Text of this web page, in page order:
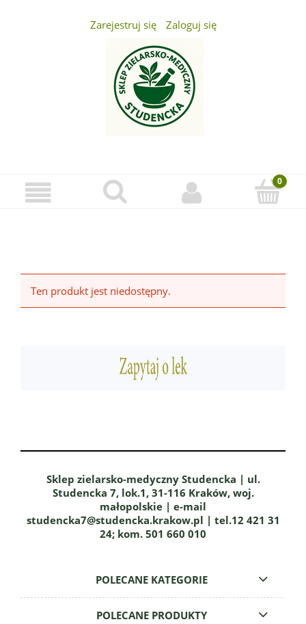
Zarejestruj się Zaloguj się
Ten produkt jest niedostępny.
Sklep zielarsko-medyczny Studencka | ul.
Studencka 7, lok.1, 31-116 Kraków, woj.
małopolskie | e-mail
studencka7@studencka.krakow.pl | tel.12 421 31
24; kom. 501 660 010
POLECANE KATEGORIE
POLECANE PRODUKTY